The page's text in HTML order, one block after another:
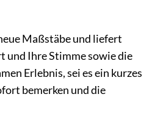
Maßstäbe und liefert
und Ihre Stimme sowie die
Erlebnis, sei es ein kurzes
bemerken und die